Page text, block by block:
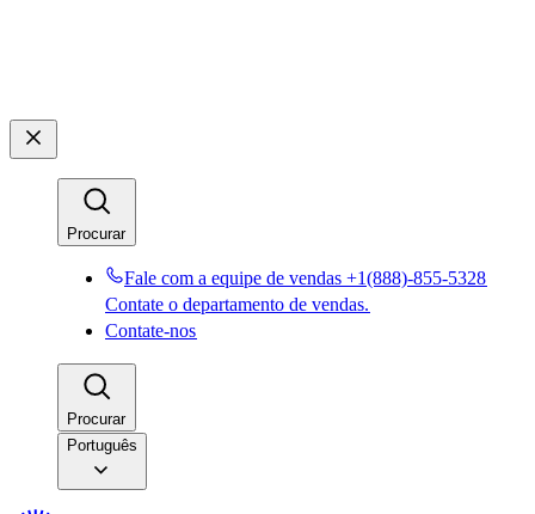
Procurar​​
Fale com a equipe de vendas +1(888)-855-5328​​
Contate o departamento de vendas.​​
Contate-nos​​
Procurar​​
Português